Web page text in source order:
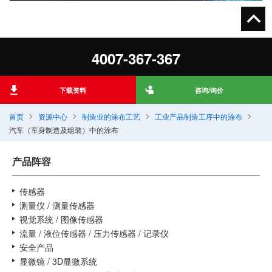
首页 资源中心 制造业的涂布工艺
工业产品制造工序中的涂布
汽车（车身制造及组装）中的涂布
4007-367-367
下载资料 咨询/询价
产品阵容
传感器
测量仪 / 测量传感器
视觉系统 / 图像传感器
流量 / 液位传感器 / 压力传感器 / 记录仪
安全产品
显微镜 / 3D显微系统